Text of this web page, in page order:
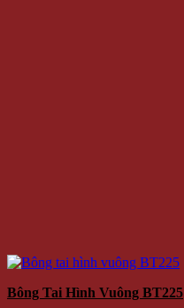
Bông Tai Hình Vuông BT225